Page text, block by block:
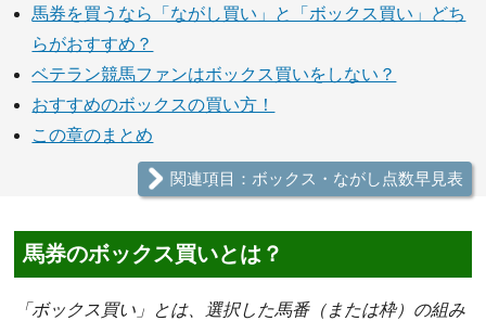
馬券を買うなら「ながし買い」と「ボックス買い」どち
らがおすすめ？
ベテラン競馬ファンはボックス買いをしない？
おすすめのボックスの買い方！
この章のまとめ
関連項目：ボックス・ながし点数早見表
馬券のボックス買いとは？
「ボックス買い」とは、選択した馬番（または枠）の組み